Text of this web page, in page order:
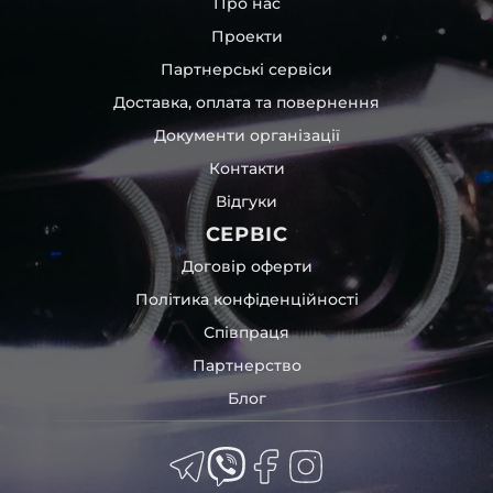
Пропонуємо як самовивіз, так і відправлення на всій
території України. А ще розрахунок у будь-який
Проекти
Партнерські сервіси
Доставка, оплата та повернення
Документи організації
Контакти
Відгуки
СЕРВІС
Договір оферти
Політика конфіденційності
Співпраця
Партнерство
Блог